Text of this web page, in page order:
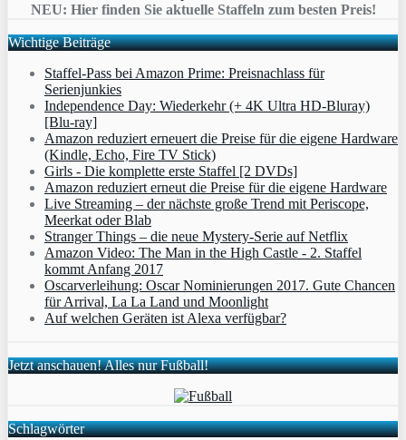
NEU: Hier finden Sie aktuelle Staffeln zum besten Preis!
Wichtige Beiträge
Staffel-Pass bei Amazon Prime: Preisnachlass für
Serienjunkies
Independence Day: Wiederkehr (+ 4K Ultra HD-Bluray)
[Blu-ray]
Amazon reduziert erneuert die Preise für die eigene Hardware
(Kindle, Echo, Fire TV Stick)
Girls - Die komplette erste Staffel [2 DVDs]
Amazon reduziert erneut die Preise für die eigene Hardware
Live Streaming – der nächste große Trend mit Periscope,
Meerkat oder Blab
Stranger Things – die neue Mystery-Serie auf Netflix
Amazon Video: The Man in the High Castle - 2. Staffel
kommt Anfang 2017
Oscarverleihung: Oscar Nominierungen 2017. Gute Chancen
für Arrival, La La Land und Moonlight
Auf welchen Geräten ist Alexa verfügbar?
Jetzt anschauen! Alles nur Fußball!
Schlagwörter